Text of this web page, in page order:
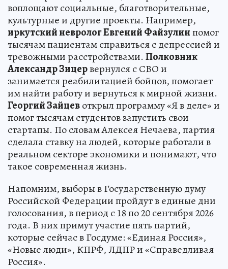
воплощают социальные, благотворительные,
культурные и другие проекты. Например,
иркутский невролог Евгений Файзулинпомог
тысячам пациентам справиться с депрессией и
тревожными расстройствами. Полковник
Александр Зицервернулся с СВО и
занимается реабилитацией бойцов, помогает
им найти работу и вернуться к мирной жизни.
Георгий Зайцевоткрыл программу «Я в деле» и
помог тысячам студентов запустить свои
стартапы. По словам Алексея Нечаева, партия
сделала ставку на людей, которые работали в
реальном секторе экономики и понимают, что
такое современная жизнь.
Напомним, выборы в Государственную думу
Российской Федерации пройдут в единые дни
голосования, в период с 18 по 20 сентября 2026
года. В них примут участие пять партий,
которые сейчас в Госдуме: «Единая Россия»,
«Новые люди», КПРФ, ЛДПР и «Справедливая
Россия».